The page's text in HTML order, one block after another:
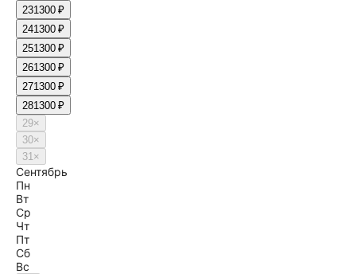
231300 ₽
241300 ₽
251300 ₽
261300 ₽
271300 ₽
281300 ₽
29×
30×
31×
Сентябрь
Пн
Вт
Ср
Чт
Пт
Сб
Вс